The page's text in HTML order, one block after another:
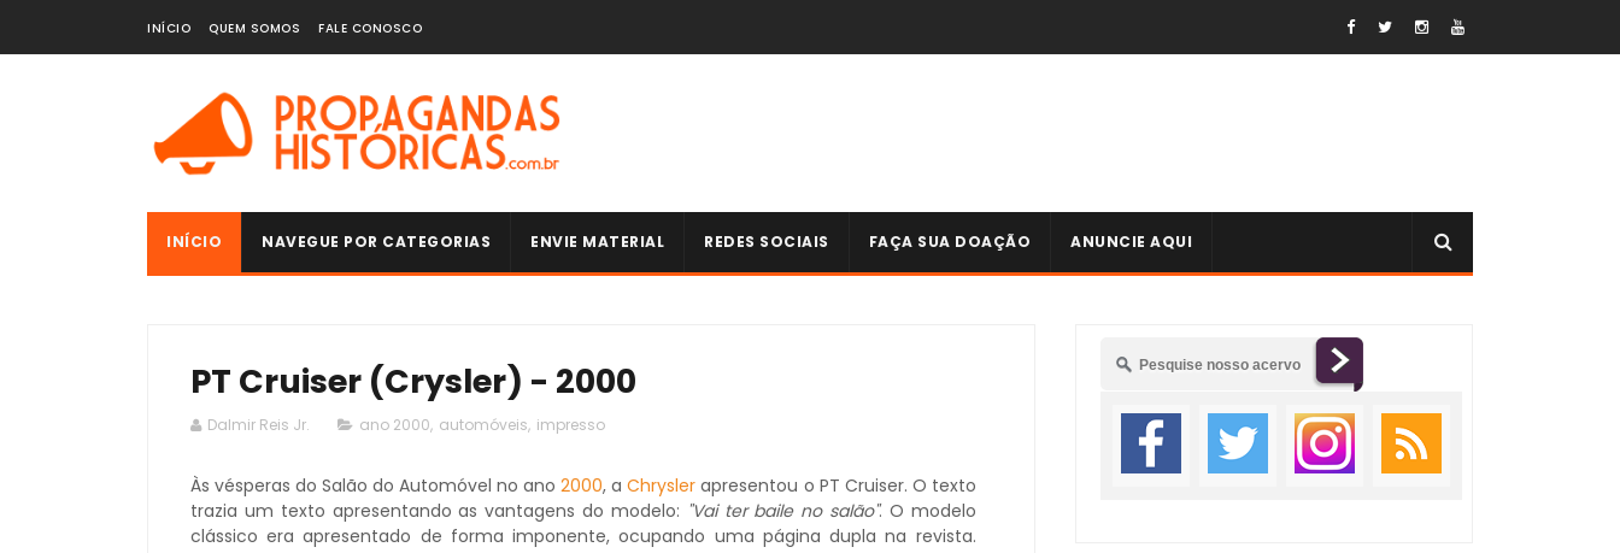
INÍCIO QUEM SOMOS FALE CONOSCO
INÍCIO NAVEGUE POR CATEGORIAS ENVIE MATERIAL REDES SOCIAIS FAÇA SUA DOAÇÃO ANUNCIE AQUI
PT Cruiser (Crysler) - 2000
Dalmir Reis Jr. ano 2000, automóveis, impresso
Às vésperas do Salão do Automóvel no ano2000, aChrysler apresentou o PT Cruiser. O texto
trazia um texto apresentando as vantagens do modelo: "Vai ter baile no salão". O modelo
clássico era apresentado de forma imponente, ocupando uma página dupla na revista.